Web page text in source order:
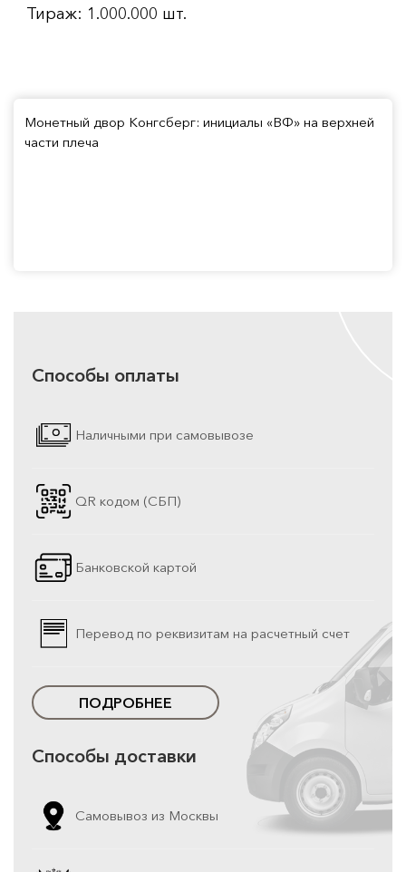
Тираж: 1.000.000 шт.
Монетный двор Конгсберг: инициалы «BФ» на верхней
части плеча
Способы оплаты
Наличными при самовывозе
QR кодом (СБП)
Банковской картой
Перевод по реквизитам на расчетный счет
ПОДРОБНЕЕ
Способы доставки
Самовывоз из Москвы